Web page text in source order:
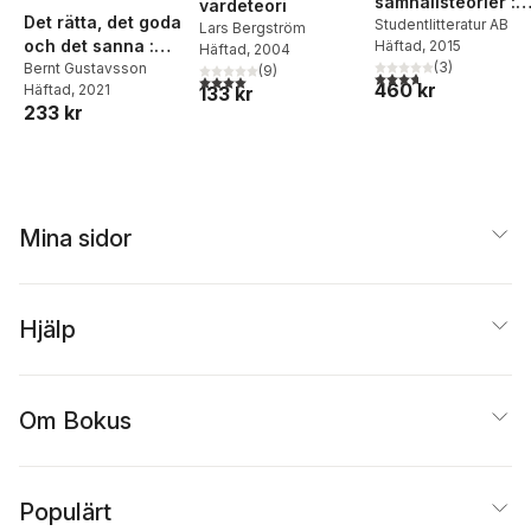
Tallberg Broman ,
Robert Thornberg ,
Ásgeir Tryggvason
Johannes Westberg
Johan Öhman
Det rätta, det goda
och det sanna :
grundfrågor inom
samtida politisk
filosofi
Bernt Gustavsson
Häftad, 2021
233 kr
värdeteori
Lars Bergström
Häftad, 2004
4,0utav 5 stjärnor. Totalt antal röster:
(9)
133 kr
traditioner,
riktningar,
teoretiker
Studentlitteratur AB
Häftad, 2015
3,7utav 5 stjärnor.
(3)
460 kr
Mina sidor
Hjälp
Om Bokus
Populärt